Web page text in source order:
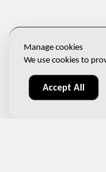
Manage cookies
We use cookies to
Accept All